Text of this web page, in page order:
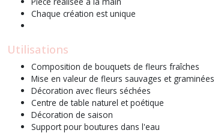
Chaque création est unique
Utilisations
Composition de bouquets de fleurs fraîches
Mise en valeur de fleurs sauvages et graminées
Décoration avec fleurs séchées
Centre de table naturel et poétique
Décoration de saison
Support pour boutures dans l'eau